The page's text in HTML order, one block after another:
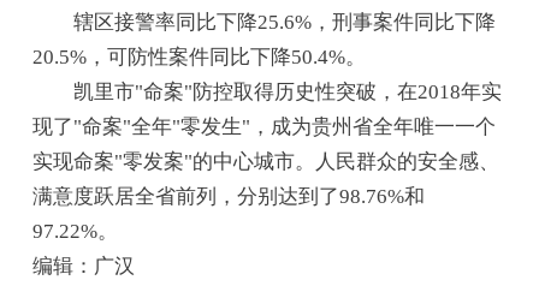
辖区接警率同比下降25.6%，刑事案件同比下降
20.5%，可防性案件同比下降50.4%。
凯里市"命案"防控取得历史性突破，在2018年实
现了"命案"全年"零发生"，成为贵州省全年唯一一个
实现命案"零发案"的中心城市。人民群众的安全感、
满意度跃居全省前列，分别达到了98.76%和
97.22%。
编辑：广汉